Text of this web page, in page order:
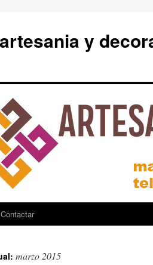
y
Contactar
marzo 2015